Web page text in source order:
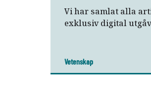
Vi har samlat alla
exklusiv digital
Vetenskap